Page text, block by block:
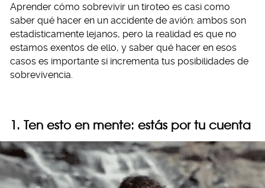
Aprender cómo sobrevivir un tiroteo es casi como
saber qué hacer en un accidente de avión: ambos son
estadísticamente lejanos, pero la realidad es que no
estamos exentos de ello, y saber qué hacer en esos
casos es importante si incrementa tus posibilidades de
sobrevivencia.
1. Ten esto en mente: estás por tu cuenta